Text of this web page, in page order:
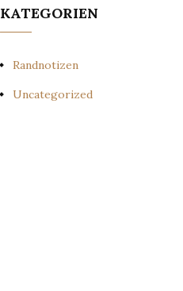
KATEGORIEN
Randnotizen
Uncategorized